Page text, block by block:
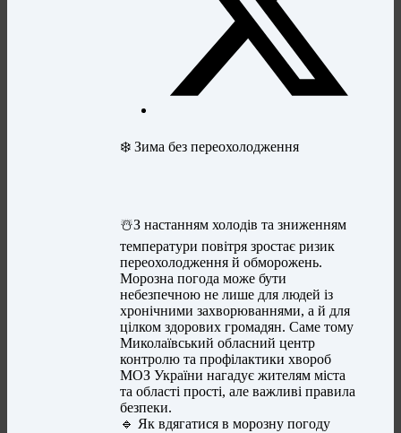
❄️ Зима без переохолодження
☃️З настанням холодів та зниженням
температури повітря зростає ризик
переохолодження й обморожень.
Морозна погода може бути
небезпечною не лише для людей із
хронічними захворюваннями, а й для
цілком здорових громадян. Саме тому
Миколаївський обласний центр
контролю та профілактики хвороб
МОЗ України нагадує жителям міста
та області прості, але важливі правила
безпеки.
🔹 Як вдягатися в морозну погоду